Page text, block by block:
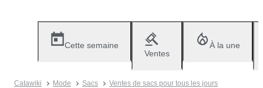
Cette semaine
Ventes
À la une
Catawiki Mode Sacs Ventes de sacs pour tous les jours